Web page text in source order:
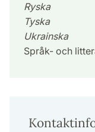
Ryska
Tyska
Ukrainska
Språk- och